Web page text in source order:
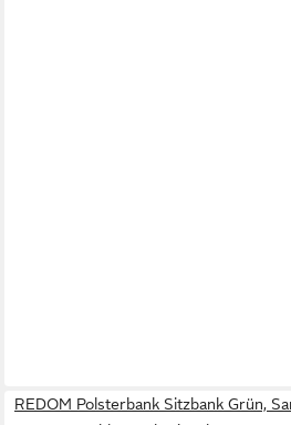
REDOM Polsterbank Sitzbank Grün,